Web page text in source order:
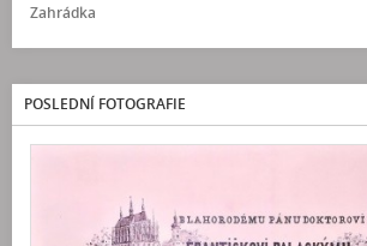
Zahrádka
POSLEDNÍ FOTOGRAFIE